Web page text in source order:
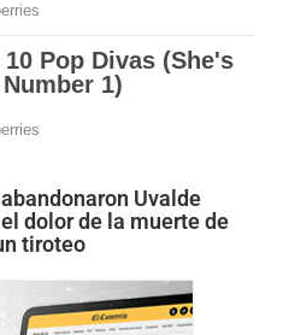
Uvalde
dolor de la muerte de
tiroteo